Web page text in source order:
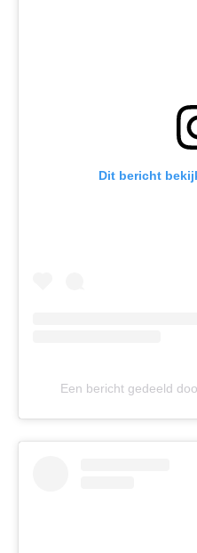
Dit bericht
Een bericht gedeeld